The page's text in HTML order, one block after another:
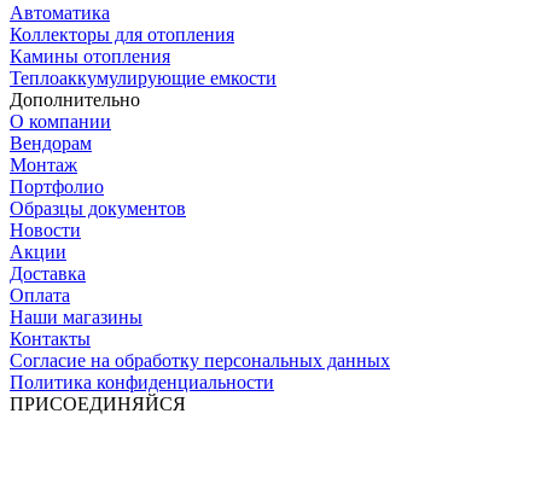
Автоматика
Коллекторы для отопления
Камины отопления
Теплоаккумулирующие емкости
Дополнительно
О компании
Вендорам
Монтаж
Портфолио
Образцы документов
Новости
Акции
Доставка
Оплата
Наши магазины
Контакты
Согласие на обработку персональных данных
Политика конфиденциальности
ПРИСОЕДИНЯЙСЯ